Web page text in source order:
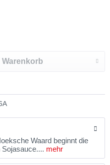
Warenkorb
Waard beginnt die
mehr